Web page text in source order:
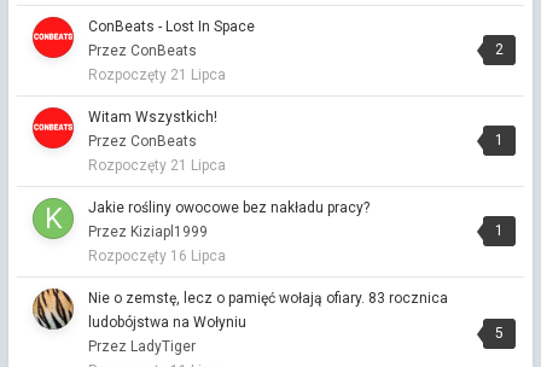
Centralny Port Komunikacyjny
Przez KapitanJackSparrow ·
he? a źle ci tu czy cuś?🙂
Godzina W - 82. rocznica Powstania Warszawskiego (transmisja)
Przez Astafakasta ·
Jebane lisy pozerskie.
Godzina W - 82. rocznica Powstania Warszawskiego (transmisja)
Przez Astafakasta ·Napisano12 godzin temu
Za tą krzywdę to sami sobie teraz kręćcie sznur!
Muzyczna Kawiarenka
Przez Vitalinka ·Napisano13 godzin temu
wieczór sierpniowy i spokojny.
2
ConBeats - Lost In Space
Przez ConBeats
Rozpoczęty 21 Lipca
1
Witam Wszystkich!
Przez ConBeats
Rozpoczęty 21 Lipca
1
Jakie rośliny owocowe bez nakładu pracy?
Przez Kiziapl1999
Rozpoczęty 16 Lipca
5
Nie o zemstę, lecz o pamięć wołają ofiary. 83 rocznica
ludobójstwa na Wołyniu
Przez LadyTiger